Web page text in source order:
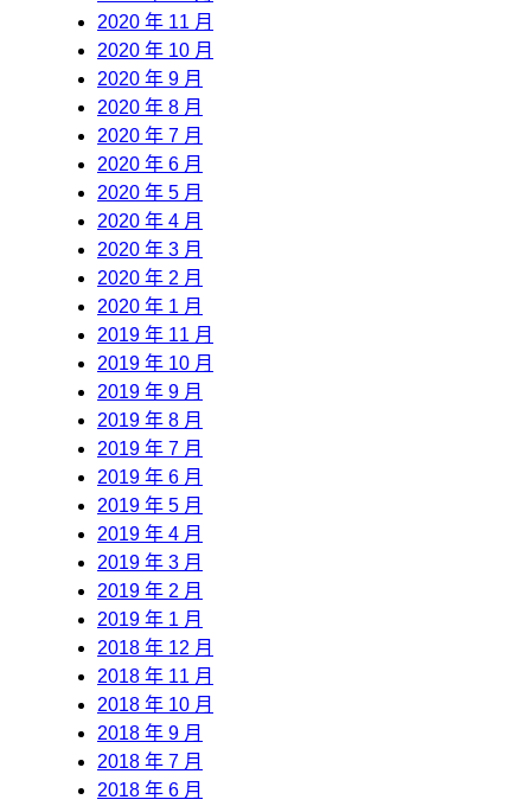
2020 年 11 月
2020 年 10 月
2020 年 9 月
2020 年 8 月
2020 年 7 月
2020 年 6 月
2020 年 5 月
2020 年 4 月
2020 年 3 月
2020 年 2 月
2020 年 1 月
2019 年 11 月
2019 年 10 月
2019 年 9 月
2019 年 8 月
2019 年 7 月
2019 年 6 月
2019 年 5 月
2019 年 4 月
2019 年 3 月
2019 年 2 月
2019 年 1 月
2018 年 12 月
2018 年 11 月
2018 年 10 月
2018 年 9 月
2018 年 7 月
2018 年 6 月